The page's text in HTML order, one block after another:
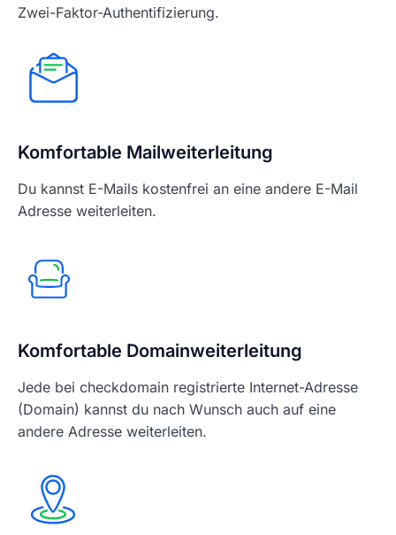
Zwei-Faktor-Authentifizierung.
Komfortable Mailweiterleitung
Du kannst E-Mails kostenfrei an eine andere E-Mail
Adresse weiterleiten.
Komfortable Domainweiterleitung
Jede bei checkdomain registrierte Internet-Adresse
(Domain) kannst du nach Wunsch auch auf eine
andere Adresse weiterleiten.